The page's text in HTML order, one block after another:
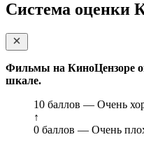
Система оценки
Фильмы на КиноЦензоре
шкале.
10 баллов — Очень
↑
0 баллов — Очень